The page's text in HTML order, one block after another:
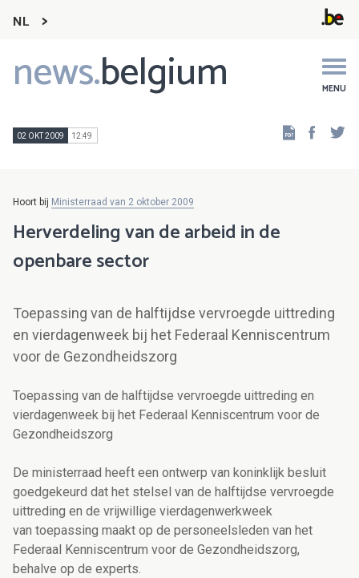
NL
news.belgium MENU
Main
navigation
02 OKT 2009 12:49
Hoort bij Ministerraad van 2 oktober 2009
Herverdeling van de arbeid in de
openbare sector
Toepassing van de halftijdse vervroegde uittreding
en vierdagenweek bij het Federaal Kenniscentrum
voor de Gezondheidszorg
Toepassing van de halftijdse vervroegde uittreding en
vierdagenweek bij het Federaal Kenniscentrum voor de
Gezondheidszorg
De ministerraad heeft een ontwerp van koninklijk besluit
goedgekeurd dat het stelsel van de halftijdse vervroegde
uittreding en de vrijwillige vierdagenwerkweek
van toepassing maakt op de personeelsleden van het
Federaal Kenniscentrum voor de Gezondheidszorg,
behalve op de experts.